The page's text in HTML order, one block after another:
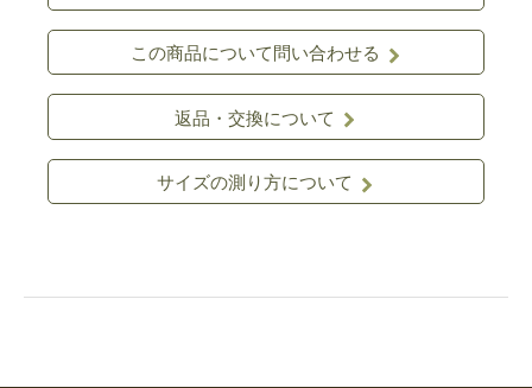
この商品について問い合わせる
返品・交換について
サイズの測り方について